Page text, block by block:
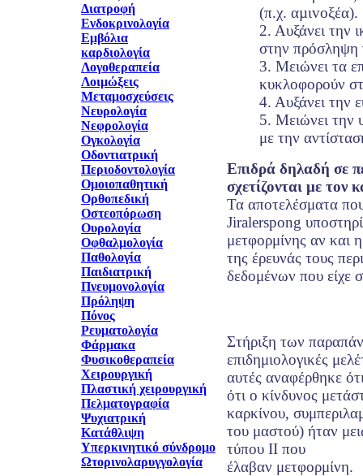
Διατροφή
Ενδοκρινολογία
Εμβόλια
καρδιολογία
Λογοθεραπεία
Λοιμώξεις
Μεταμοσχεύσεις
Νευρολογία
Νεφρολογία
Ογκολογία
Οδοντιατρική
Περιοδοντολογία
Ομοιοπαθητική
Ορθοπεδική
Οστεοπόρωση
Ουρολογία
Οφθαλμολογία
Παθολογία
Παιδιατρική
Πνευμονολογία
Πρόληψη
Πόνος
Ρευματολογία
Φάρμακα
Φυσικοθεραπεία
Χειρουργική
Πλαστική χειρουργική
Πελματογραφία
Ψυχιατρική
Κατάθλιψη
Υπερκινητικό σύνδρομο
Ωτορινολαρυγγολογία
(π.χ. αµιvoξέα).
2. Αυξάνει την
στην πρόσληψη
3. Μειώνει τα
κυκλοφορούν
4. Αυξάνει την
5. Μειώνει την
με την
Επιδρά δηλαδή σε
σχετίζονται με τον
Τα αποτελέσματα
Jiralerspong
μετφορμίνης αν και
της έρευνάς τους
δεδομένων που είχε
Στήριξη των
επιδημιολογικές
αυτές αναφέρθηκε
ότι ο κίνδυνος
καρκίνου,
του μαστού) ήταν
τύπου ΙΙ που
έλαβαν μετφορμίνη.